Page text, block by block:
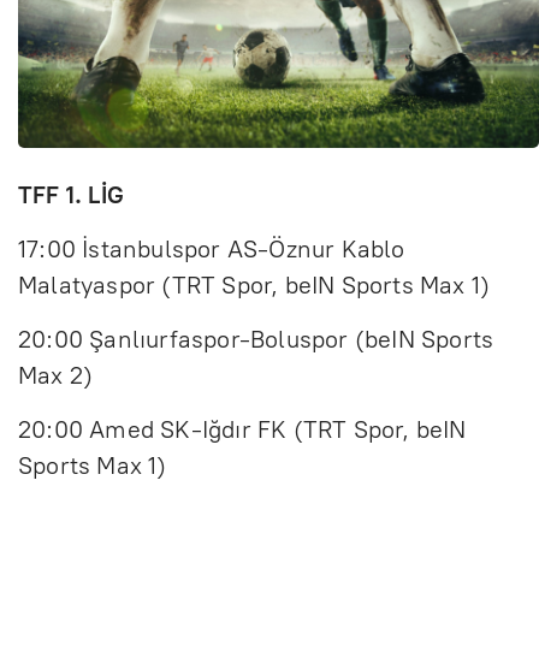
TFF 1. LİG
17:00 İstanbulspor AS-Öznur Kablo
Malatyaspor (TRT Spor, beIN Sports Max 1)
20:00 Şanlıurfaspor-Boluspor (beIN Sports
Max 2)
20:00 Amed SK-Iğdır FK (TRT Spor, beIN
Sports Max 1)